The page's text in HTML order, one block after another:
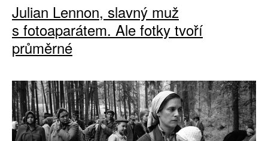
Julian Lennon, slavný muž
s fotoaparátem. Ale fotky tvoří
průměrné